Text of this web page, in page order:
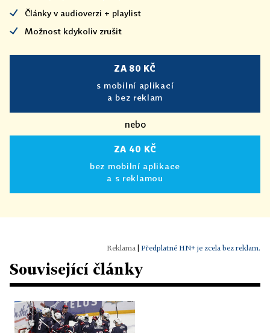
Články v audioverzi + playlist
Možnost kdykoliv zrušit
ZA 80 KČ
s mobilní aplikací
a bez reklam
nebo
ZA 40 KČ
bez mobilní aplikace
a s reklamou
Předplatné HN+ je zcela bez reklam.
Související články